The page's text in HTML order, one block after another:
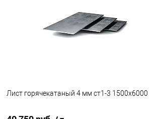
В избранное
Под заказ
Лист горячекатаный 4 мм ст1-3 1500х6000